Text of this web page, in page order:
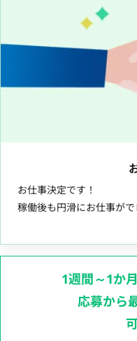
お仕事決定です！
稼働後も円滑にお仕事がで
1週間～1か
応募から